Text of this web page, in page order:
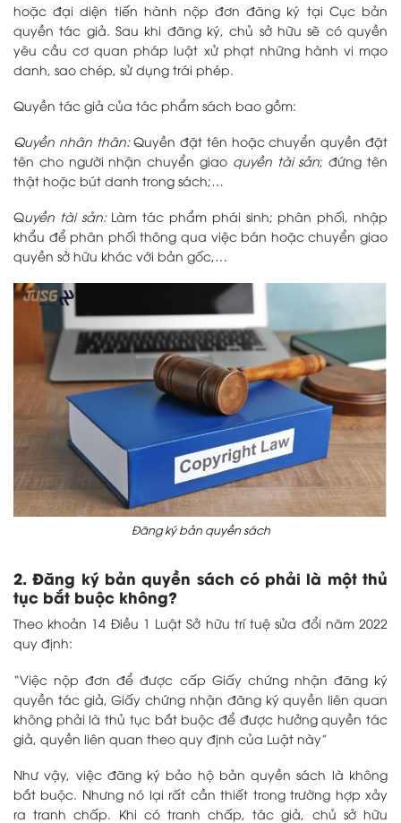
hoặc đại diện tiến hành nộp đơn đăng ký tại Cục bản
quyền tác giả. Sau khi đăng ký, chủ sở hữu sẽ có quyền
yêu cầu cơ quan pháp luật xử phạt những hành vi mạo
danh, sao chép, sử dụng trái phép.
Quyền tác giả của tác phẩm sách bao gồm:
Quyền nhân thân:Quyền đặt tên hoặc chuyển quyền đặt
tên cho người nhận chuyển giao quyền tài sản; đứng tên
thật hoặc bút danh trong sách;…
Quyền tài sản: Làm tác phẩm phái sinh; phân phối, nhập
khẩu để phân phối thông qua việc bán hoặc chuyển giao
quyền sở hữu khác với bản gốc,…
Đăng ký bản quyền sách
2. Đăng ký bản quyền sách có phải là một thủ
tục bắt buộc không?
Theo khoản 14 Điều 1 Luật Sở hữu trí tuệ sửa đổi năm 2022
quy định:
“Việc nộp đơn để được cấp Giấy chứng nhận đăng ký
quyền tác giả, Giấy chứng nhận đăng ký quyền liên quan
không phải là thủ tục bắt buộc để được hưởng quyền tác
giả, quyền liên quan theo quy định của Luật này”
Như vậy, việc đăng ký bảo hộ bản quyền sách là không
bắt buộc. Nhưng nó lại rất cần thiết trong trường hợp xảy
ra tranh chấp. Khi có tranh chấp, tác giả, chủ sở hữu